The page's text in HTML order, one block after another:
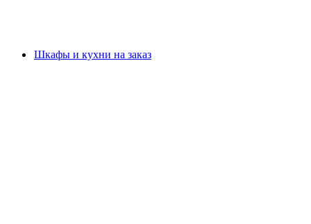
Шкафы и кухни на заказ